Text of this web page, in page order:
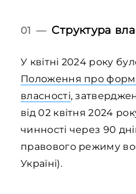
01 — Структура
У квітні 2024 року
Положення про
власності,
від 02 квітня 2024
чинності через 90
правового режиму
Україні).